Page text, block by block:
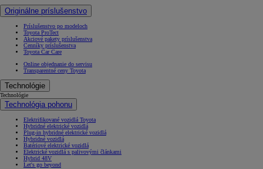
Originálne príslušenstvo
Príslušenstvo po modeloch
Toyota ProTect
Akciové pakety príslušenstva
Cenníky príslušenstva
Toyota Car Care
Online objednanie do servisu
Transparentné ceny Toyota
Technológie
Technológie
Technológia pohonu
Elektrifikované vozidlá Toyota
Hybridné elektrické vozidlá
Plug-in hybridné elektrické vozidlá
Hybridné vozidlá
Batériové elektrické vozidlá
Elektrické vozidlá s palivovými článkami
Hybrid 48V
Let's go beyond